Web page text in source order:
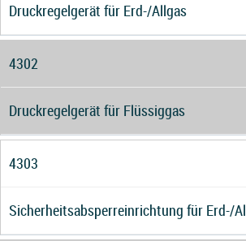
Druckregelgerät für Erd-/Allgas
4302
Druckregelgerät für Flüssiggas
4303
Sicherheitsabsperreinrichtung für Erd-/